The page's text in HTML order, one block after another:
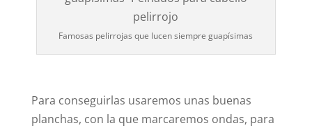
Famosas pelirrojas que lucen siempre guapísimas
Para conseguirlas usaremos unas buenas
planchas, con la que marcaremos ondas, para